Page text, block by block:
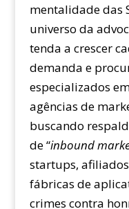
mentalidade das
universo da
tenda a crescer
demanda e
especializados
agências de
buscando
de “inbound
startups,
fábricas de
crimes contra